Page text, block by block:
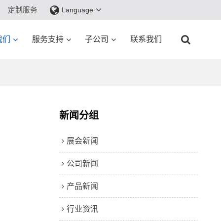
定制服务 Language
服务支持 子公司 联系我们
新闻分组
展会新闻
公司新闻
产品新闻
行业资讯